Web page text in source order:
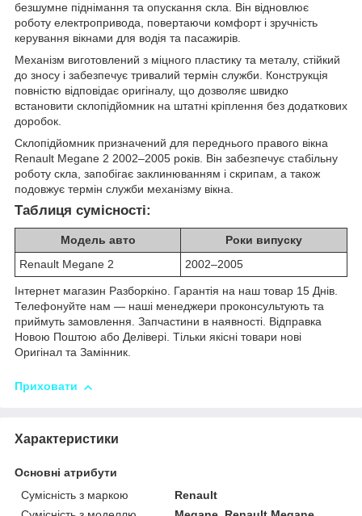
безшумне піднімання та опускання скла. Він відновлює
роботу електропривода, повертаючи комфорт і зручність
керування вікнами для водія та пасажирів.
Механізм виготовлений з міцного пластику та металу, стійкий
до зносу і забезпечує тривалий термін служби. Конструкція
повністю відповідає оригіналу, що дозволяє швидко
встановити склопідйомник на штатні кріплення без додаткових
доробок.
Склопідйомник призначений для переднього правого вікна
Renault Megane 2 2002–2005 років. Він забезпечує стабільну
роботу скла, запобігає заклинюванням і скрипам, а також
подовжує термін служби механізму вікна.
Таблиця сумісності:
Модель авто
Роки випуску
Renault Megane 2
2002–2005
Інтернет магазин Разборкіно. Гарантія на наш товар 15 Днів.
Телефонуйте нам — наші менеджери проконсультують та
приймуть замовлення. Запчастини в наявності. Відправка
Новою Поштою або Делівері. Тільки якісні товари нові
Оригінал та Замінник.
Приховати
Характеристики
Основні атрибути
Сумісність з маркою
Renault